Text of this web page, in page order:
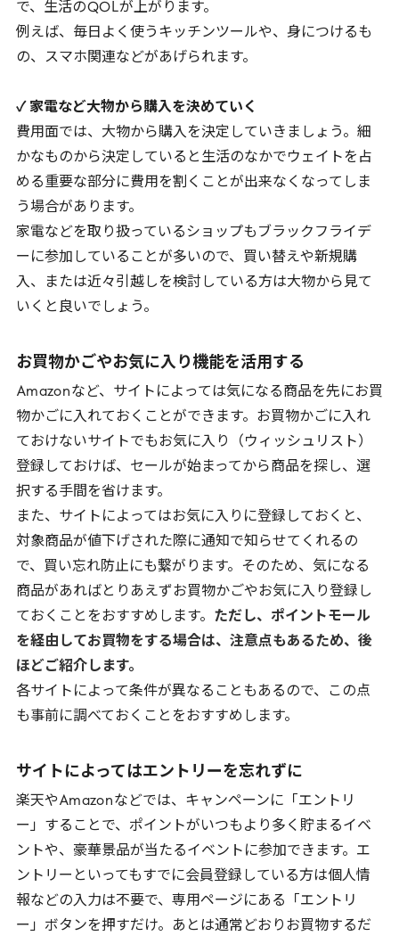
で、生活のQOLが上がります。
例えば、毎日よく使うキッチンツールや、身につけるも
の、スマホ関連などがあげられます。
✓ 家電など大物から購入を決めていく
費用面では、大物から購入を決定していきましょう。細
かなものから決定していると生活のなかでウェイトを占
める重要な部分に費用を割くことが出来なくなってしま
う場合があります。
家電などを取り扱っているショップもブラックフライデ
ーに参加していることが多いので、買い替えや新規購
入、または近々引越しを検討している方は大物から見て
いくと良いでしょう。
お買物かごやお気に入り機能を活用する
Amazonなど、サイトによっては気になる商品を先にお買
物かごに入れておくことができます。お買物かごに入れ
ておけないサイトでもお気に入り（ウィッシュリスト）
登録しておけば、セールが始まってから商品を探し、選
択する手間を省けます。
また、サイトによってはお気に入りに登録しておくと、
対象商品が値下げされた際に通知で知らせてくれるの
で、買い忘れ防止にも繋がります。そのため、気になる
商品があればとりあえずお買物かごやお気に入り登録し
ておくことをおすすめします。 ただし、ポイントモール
を経由してお買物をする場合は、注意点もあるため、後
ほどご紹介します。
各サイトによって条件が異なることもあるので、この点
も事前に調べておくことをおすすめします。
サイトによってはエントリーを忘れずに
楽天やAmazonなどでは、キャンペーンに「エントリ
ー」することで、ポイントがいつもより多く貯まるイベ
ントや、豪華景品が当たるイベントに参加できます。エ
ントリーといってもすでに会員登録している方は個人情
報などの入力は不要で、専用ページにある「エントリ
ー」ボタンを押すだけ。あとは通常どおりお買物するだ